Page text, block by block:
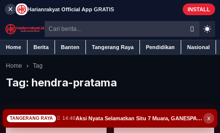
× Harianrakyat Official App GRATIS INSTALL
Home Berita Banten Tangerang Raya Pendidikan Nasional
Berita
Home › Tag
Tag: hendra-pratama
x
TANGERANG RAYA 14:40 Aksi Nyata Selamatkan Situ 7 Muara, GANESPA Libatkan Karang Taruna dan Komunitas